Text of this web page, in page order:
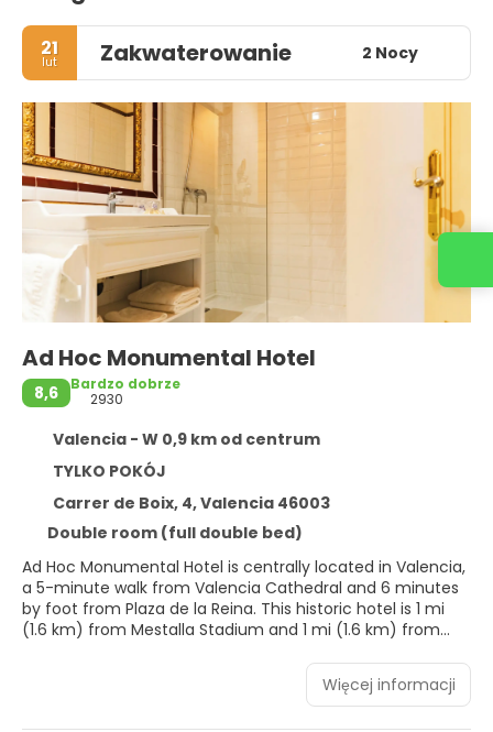
21
lut Zakwaterowanie 2 Nocy
Ad Hoc Monumental Hotel
8,6
Bardzo dobrze
2930
Valencia - W 0,9 km od centrum
TYLKO POKÓJ
Carrer de Boix, 4, Valencia 46003
Double room (full double bed)
Ad Hoc Monumental Hotel is centrally located in Valencia,
a 5-minute walk from Valencia Cathedral and 6 minutes
by foot from Plaza de la Reina. This historic hotel is 1 mi
(1.6 km) from Mestalla Stadium and 1 mi (1.6 km) from
Take advantage of recreation opportunities such as
bicycles to rent, or other amenities including
Więcej informacji